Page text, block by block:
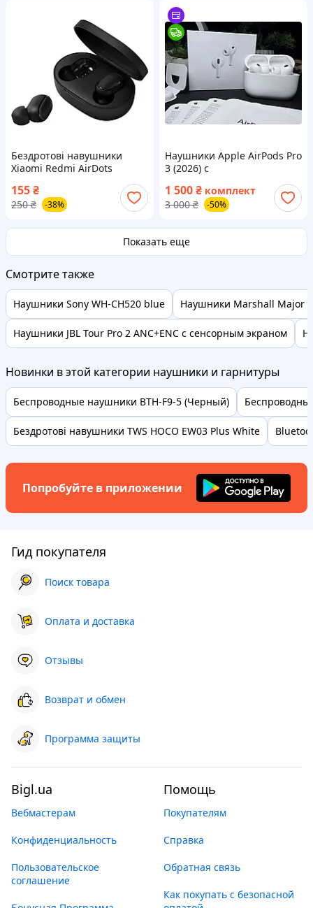
Бездротові навушники
Xiaomi Redmi AirDots
155₴
250 ₴ -38%
Наушники Apple AirPods Pro
3 (2026) с
шумоподавлением ANC и
кабелем Type-C – последнее
поколение с новым
1 500₴ комплект
3 000 ₴ -50%
Показать еще
Смотрите также
Наушники Sony WH-CH520 blue Наушники Marshall Major
Наушники JBL Tour Pro 2 ANC+ENC с сенсорным экраном
Новинки в этой категории наушники и гарнитуры
Беспроводные наушники BTH-F9-5 (Черный)
Бездротові навушники TWS HOCO EW03 Plus White
Попробуйте в приложении
Гид покупателя
Поиск товара
Оплата и доставка
Отзывы
Возврат и обмен
Программа защиты
Bigl.ua
Вебмастерам
Конфиденциальность
Пользовательское
соглашение
Помощь
Покупателям
Справка
Обратная связь
Как покупать с безопасной